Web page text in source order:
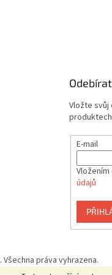
Vložte svůj
E-mail
údajů
. Všechna práva vyhrazena.